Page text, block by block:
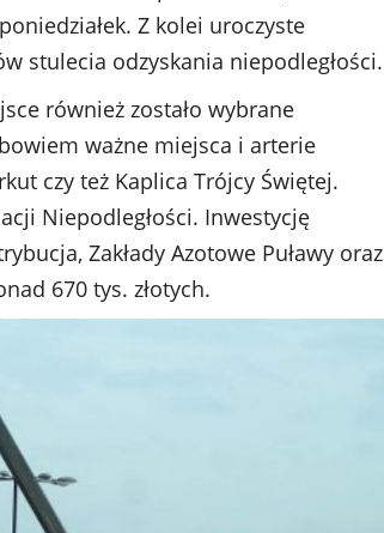
Z kolei uroczyste
stulecia odzyskania niepodległości.
również zostało wybrane
ważne miejsca i arterie
czy też Kaplica Trójcy Świętej.
Niepodległości. Inwestycję
Zakłady Azotowe Puławy oraz
670 tys. złotych.